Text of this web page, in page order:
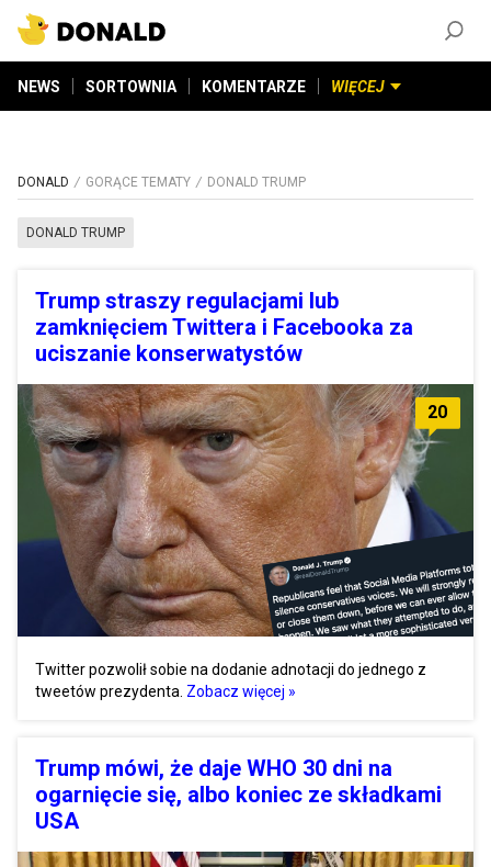
NEWS SORTOWNIA KOMENTARZE WIĘCEJ
DONALD GORĄCE TEMATY DONALD TRUMP
DONALD TRUMP
Trump straszy regulacjami lub
zamknięciem Twittera i Facebooka za
uciszanie konserwatystów
20
Twitter pozwolił sobie na dodanie adnotacji do jednego z
tweetów prezydenta. Zobacz więcej »
Trump mówi, że daje WHO 30 dni na
ogarnięcie się, albo koniec ze składkami
USA